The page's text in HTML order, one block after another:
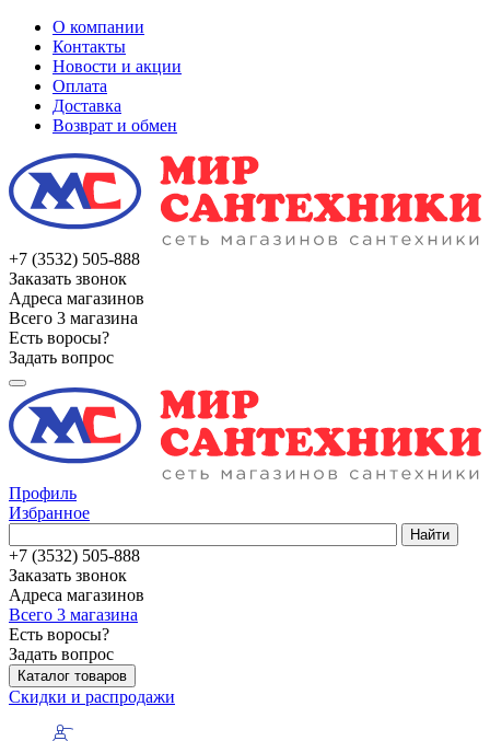
О компании
Контакты
Новости и акции
Оплата
Доставка
Возврат и обмен
+7 (3532) 505-888
Заказать звонок
Адреса магазинов
Всего 3 магазина
Есть воросы?
Задать вопрос
Профиль
Избранное
Найти
+7 (3532) 505-888
Заказать звонок
Адреса магазинов
Всего 3 магазина
Есть воросы?
Задать вопрос
Каталог товаров
Скидки и распродажи